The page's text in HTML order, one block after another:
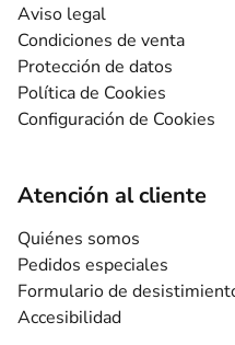
Aviso legal
Condiciones de venta
Protección de datos
Política de Cookies
Configuración de Cookies
Atención al cliente
Quiénes somos
Pedidos especiales
Formulario de
Accesibilidad